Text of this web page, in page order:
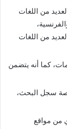
من اللغات
من اللغات
كما أنه يتضمن
سجل البحث،
من مواقع